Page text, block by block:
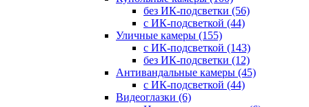
без ИК-подсветки (56)
с ИК-подсветкой (44)
Уличные камеры (155)
с ИК-подсветкой (143)
без ИК-подсветки (12)
Антивандальные камеры (45)
с ИК-подсветкой (44)
Видеоглазки (6)